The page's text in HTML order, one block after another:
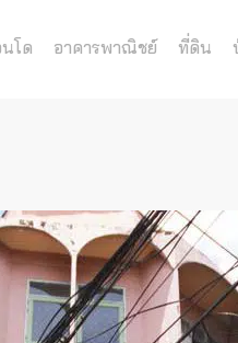
โด อาคารพาณิชย์ ที่ดิน